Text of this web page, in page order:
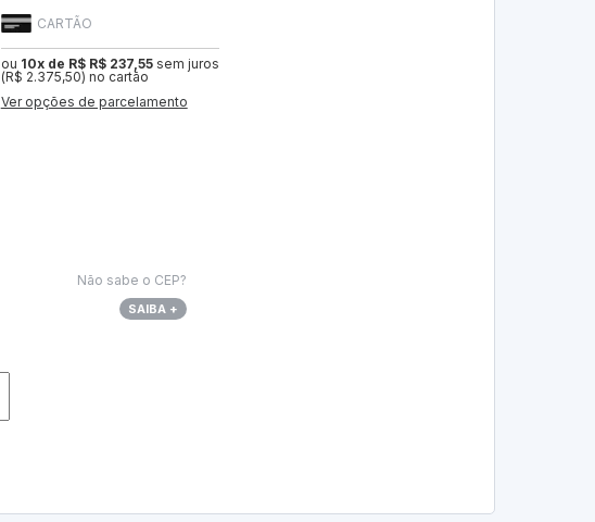
CARTÃO
ou 10x de R$ R$ 237,55sem juros
(R$ 2.375,50) no cartão
Ver opções de parcelamento
Não sabe o CEP?
SAIBA +